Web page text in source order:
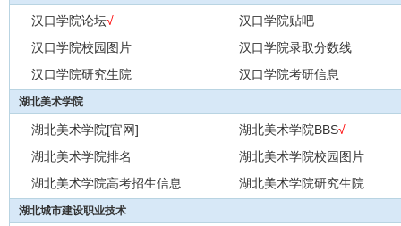
汉口学院论坛√
汉口学院贴吧
汉口学院校园图片
汉口学院录取分数线
汉口学院研究生院
汉口学院考研信息
湖北美术学院
湖北美术学院[官网] 湖北美术学院BBS√
湖北美术学院排名
湖北美术学院校园图片
湖北美术学院高考招生信息
湖北美术学院研究生院
湖北城市建设职业技术